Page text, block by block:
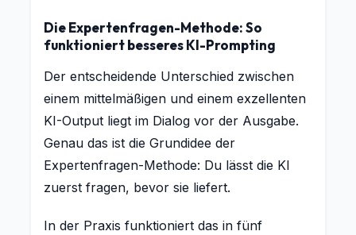
Die Expertenfragen-Methode: So
funktioniert besseres KI-Prompting
Der entscheidende Unterschied zwischen
einem mittelmäßigen und einem exzellenten
KI-Output liegt im Dialog vor der Ausgabe.
Genau das ist die Grundidee der
Expertenfragen-Methode: Du lässt die KI
zuerst fragen, bevor sie liefert.
In der Praxis funktioniert das in fünf